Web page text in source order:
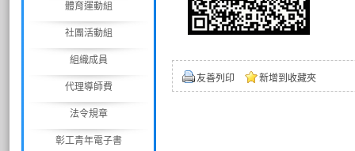
體育運動組
社團活動組
組織成員
代理導師費
法令規章
彰工青年電子書
友善列印 新增到收藏夾